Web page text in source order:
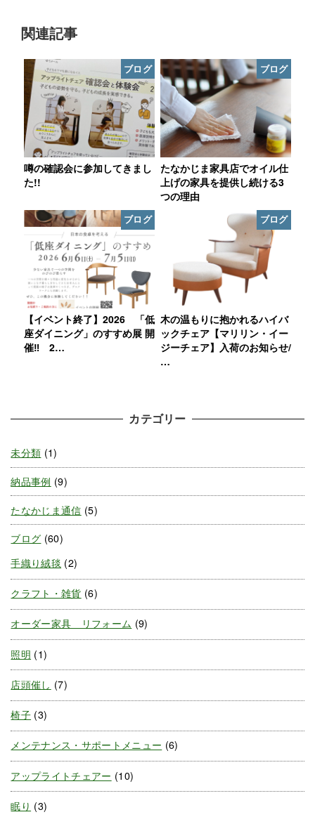
関連記事
ブログ
噂の確認会に参加してきまし
た!!
ブログ
たなかじま家具店でオイル仕
上げの家具を提供し続ける3
つの理由
ブログ
【イベント終了】2026 「低
座ダイニング」のすすめ展 開
催‼ 2…
ブログ
木の温もりに抱かれるハイバ
ックチェア【マリリン・イー
ジーチェア】入荷のお知らせ/
…
カテゴリー
未分類 (1)
納品事例 (9)
たなかじま通信 (5)
ブログ (60)
手織り絨毯 (2)
クラフト・雑貨 (6)
オーダー家具 リフォーム (9)
照明 (1)
店頭催し (7)
椅子 (3)
メンテナンス・サポートメニュー (6)
アップライトチェアー (10)
眠り (3)